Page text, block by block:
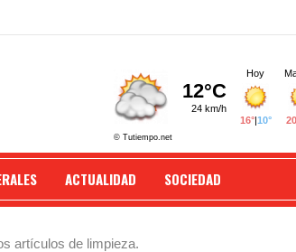
ACTUALIDAD SOCIEDAD
artículos de limpieza.